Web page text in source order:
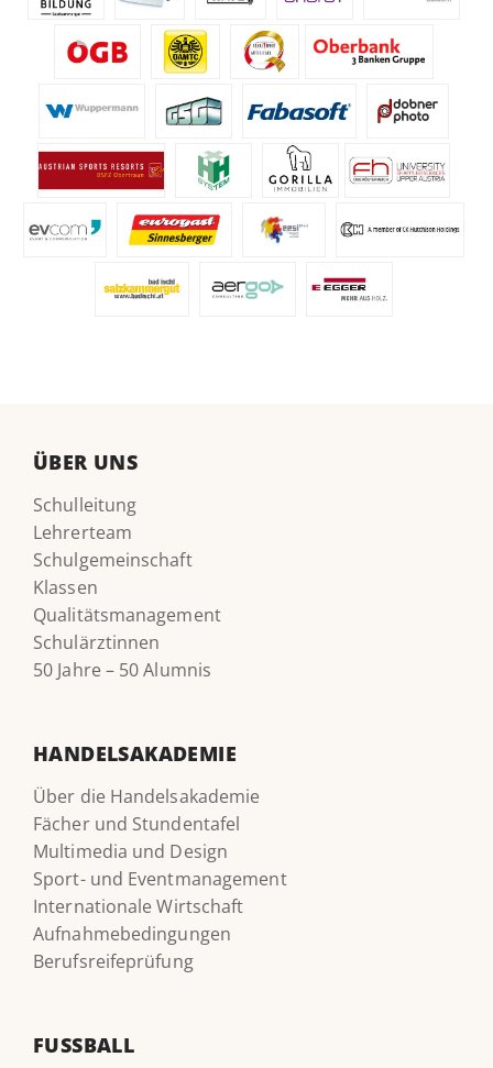
ÜBER UNS
Schulleitung
Lehrerteam
Schulgemeinschaft
Klassen
Qualitätsmanagement
Schulärztinnen
50 Jahre – 50 Alumnis
HANDELSAKADEMIE
Über die Handelsakademie
Fächer und Stundentafel
Multimedia und Design
Sport- und Eventmanagement
Internationale Wirtschaft
Aufnahmebedingungen
Berufsreifeprüfung
FUSSBALL